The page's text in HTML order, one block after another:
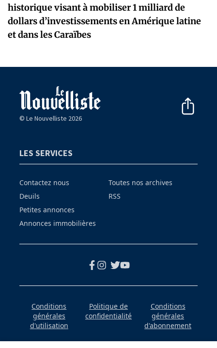
historique visant à mobiliser 1 milliard de
dollars d’investissements en Amérique latine
et dans les Caraïbes
© Le Nouvelliste 2026
LES SERVICES
Contactez nous
Deuils
Petites annonces
Annonces immobilières
Toutes nos archives
RSS
Conditions
générales
d'utilisation
Politique de
confidentialité
Conditions
générales
d'abonnement